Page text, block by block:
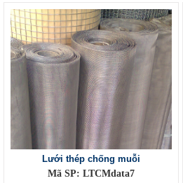
Lưới thép chống muỗi
Mã SP: LTCMdata7